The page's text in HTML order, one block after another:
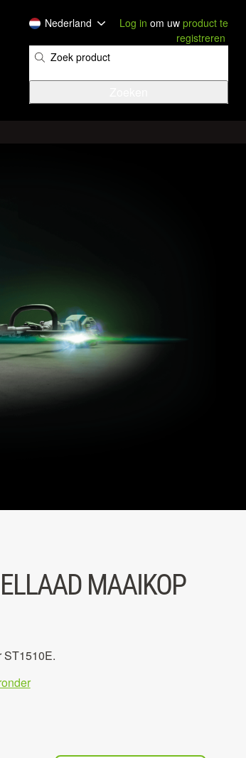
Nederland Log in om uw product te
registreren
MAAIKOP